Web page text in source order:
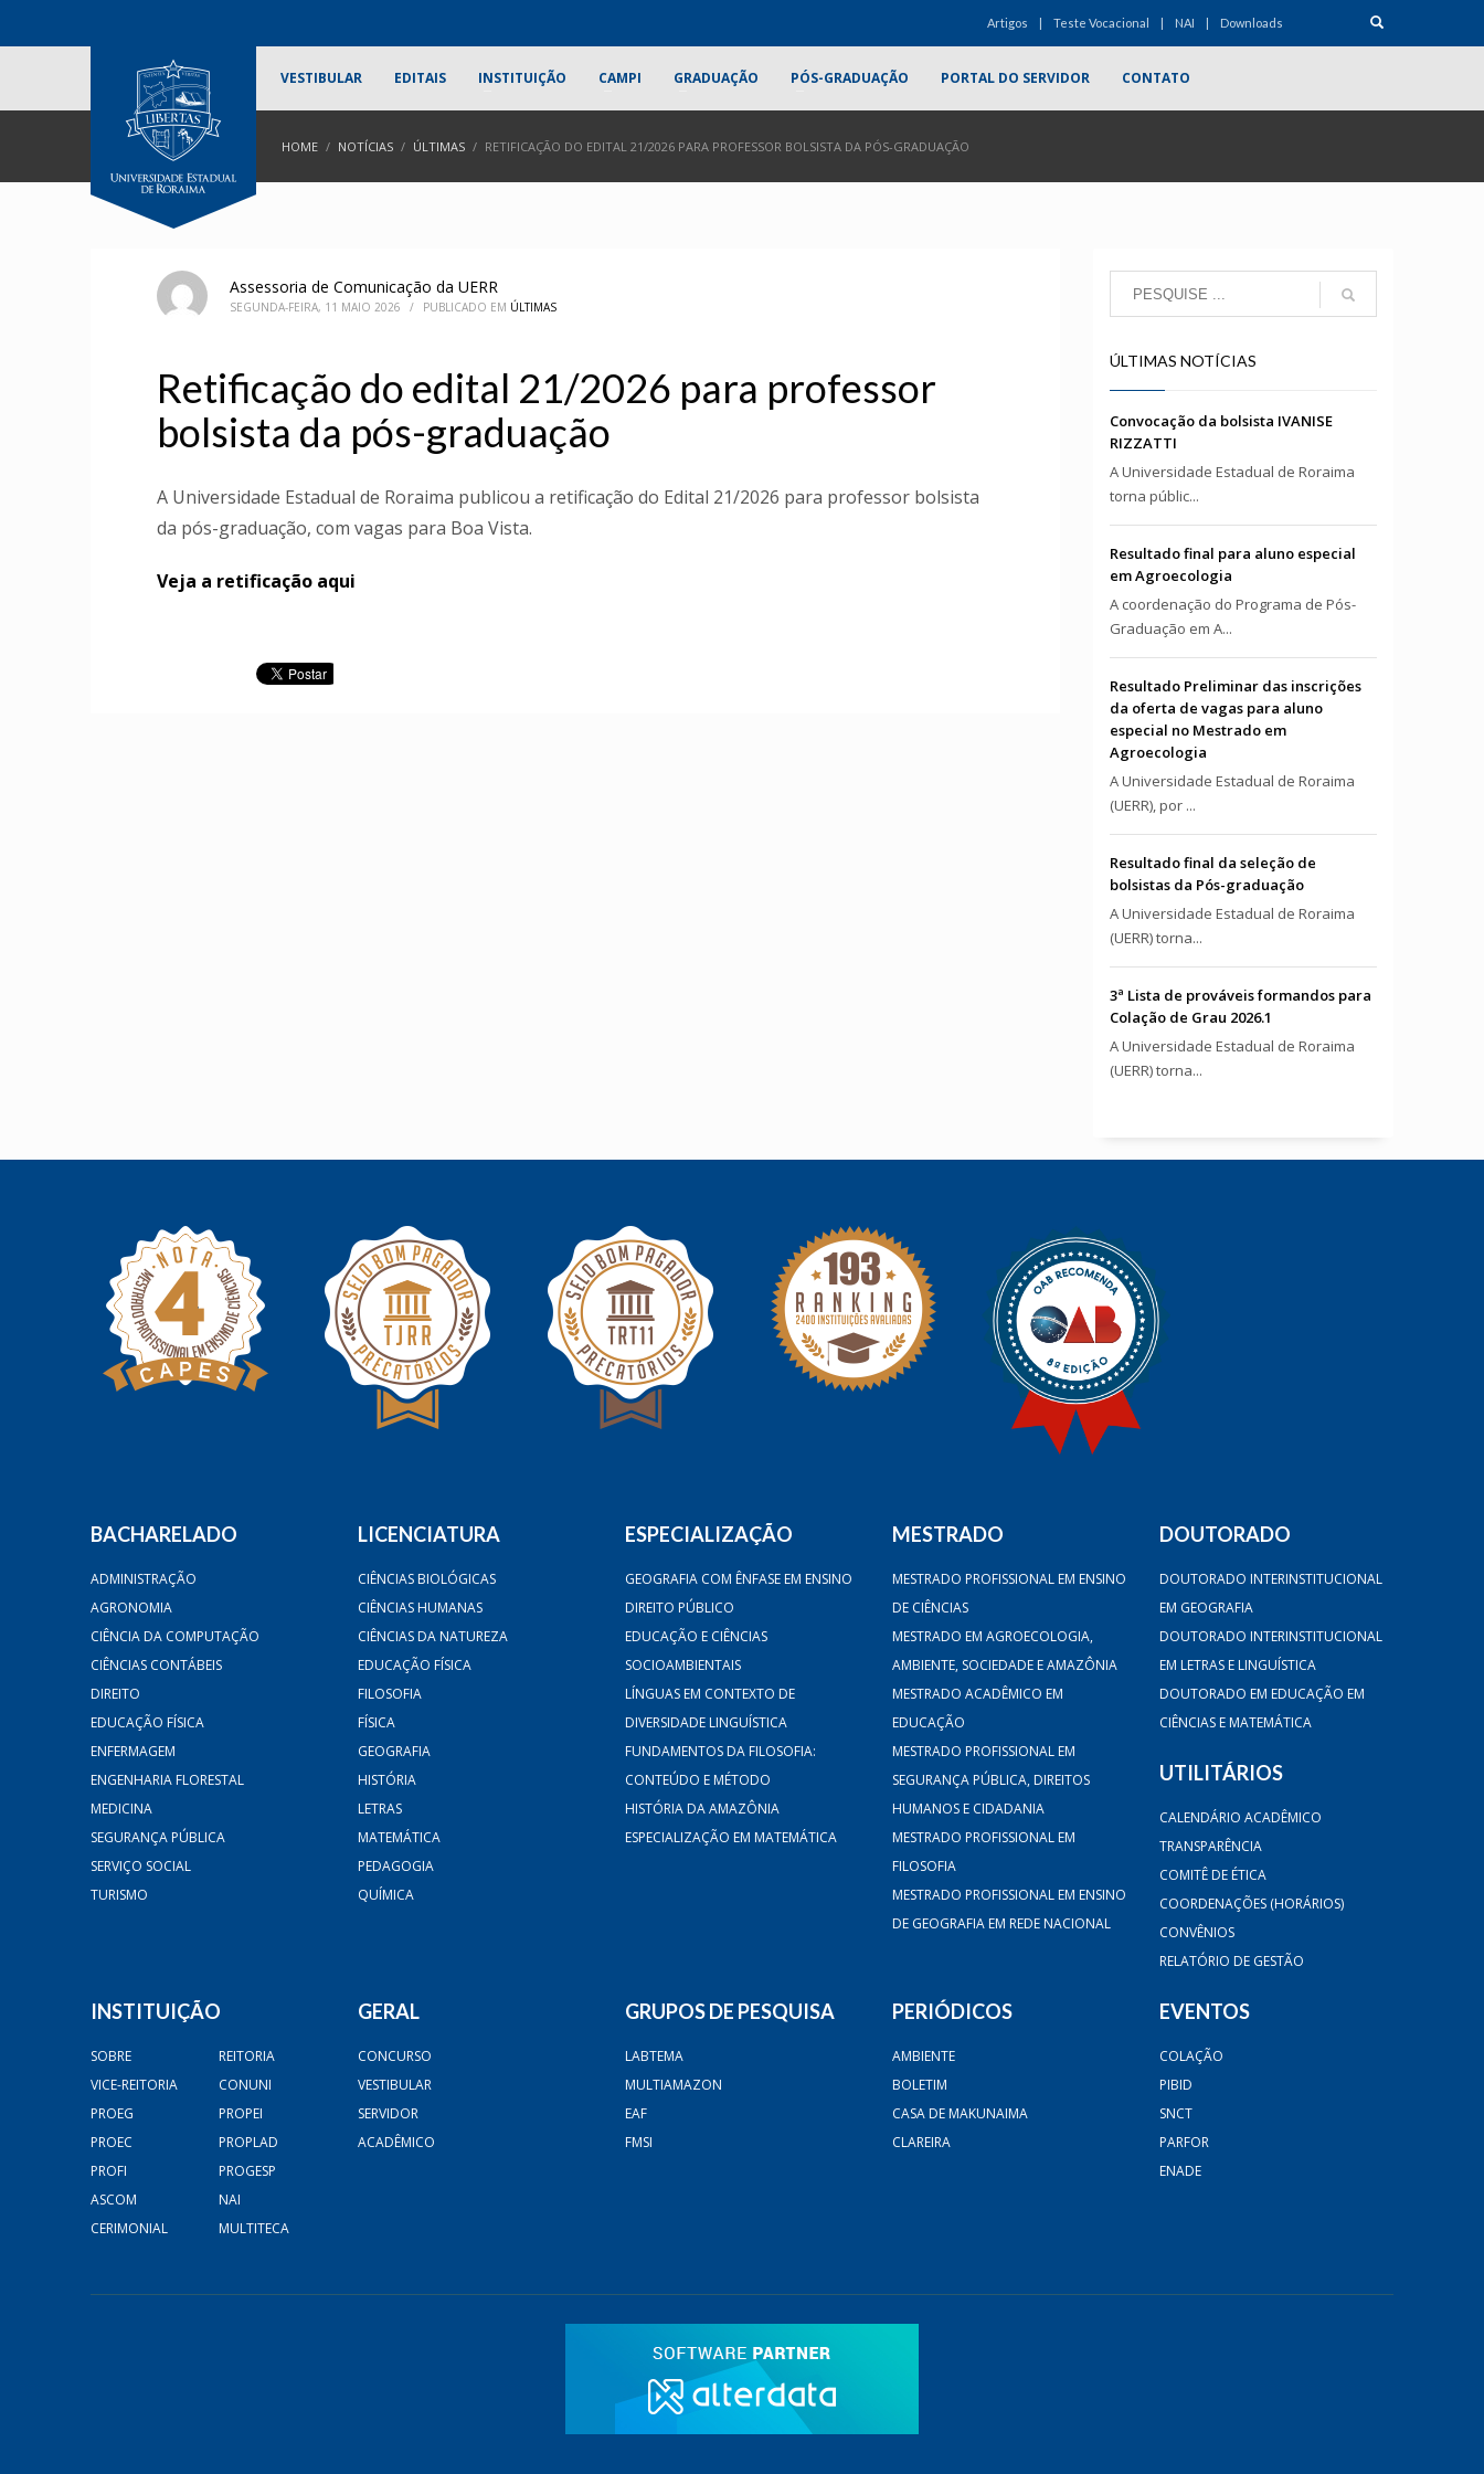
Artigos Teste Vocacional NAI Downloads
VESTIBULAR EDITAIS INSTITUIÇÃO CAMPI GRADUAÇÃO PÓS-GRADUAÇÃO PORTAL DO SERVIDOR CONTATO
HOME NOTÍCIAS ÚLTIMAS RETIFICAÇÃO DO EDITAL 21/2026 PARA PROFESSOR BOLSISTA DA PÓS-GRADUAÇÃO
Assessoria de Comunicação da UERR
SEGUNDA-FEIRA, 11 MAIO 2026 / PUBLICADO EM ÚLTIMAS
Retificação do edital 21/2026 para professor
bolsista da pós-graduação
A Universidade Estadual de Roraima publicou a retificação do Edital 21/2026 para professor bolsista
da pós-graduação, com vagas para Boa Vista.
Veja a retificação aqui
ÚLTIMAS NOTÍCIAS
Convocação da bolsista IVANISE
RIZZATTI
A Universidade Estadual de Roraima
torna públic...
Resultado final para aluno especial
em Agroecologia
A coordenação do Programa de Pós-
Graduação em A...
Resultado Preliminar das inscrições
da oferta de vagas para aluno
especial no Mestrado em
Agroecologia
A Universidade Estadual de Roraima
(UERR), por ...
Resultado final da seleção de
bolsistas da Pós-graduação
A Universidade Estadual de Roraima
(UERR) torna...
3ª Lista de prováveis formandos para
Colação de Grau 2026.1
A Universidade Estadual de Roraima
(UERR) torna...
BACHARELADO
ADMINISTRAÇÃO
AGRONOMIA
CIÊNCIA DA COMPUTAÇÃO
CIÊNCIAS CONTÁBEIS
DIREITO
EDUCAÇÃO FÍSICA
ENFERMAGEM
ENGENHARIA FLORESTAL
MEDICINA
SEGURANÇA PÚBLICA
SERVIÇO SOCIAL
TURISMO
LICENCIATURA
CIÊNCIAS BIOLÓGICAS
CIÊNCIAS HUMANAS
CIÊNCIAS DA NATUREZA
EDUCAÇÃO FÍSICA
FILOSOFIA
FÍSICA
GEOGRAFIA
HISTÓRIA
LETRAS
MATEMÁTICA
PEDAGOGIA
QUÍMICA
ESPECIALIZAÇÃO
GEOGRAFIA COM ÊNFASE EM ENSINO
DIREITO PÚBLICO
EDUCAÇÃO E CIÊNCIAS
SOCIOAMBIENTAIS
LÍNGUAS EM CONTEXTO DE
DIVERSIDADE LINGUÍSTICA
FUNDAMENTOS DA FILOSOFIA:
CONTEÚDO E MÉTODO
HISTÓRIA DA AMAZÔNIA
ESPECIALIZAÇÃO EM MATEMÁTICA
MESTRADO
MESTRADO PROFISSIONAL EM ENSINO
DE CIÊNCIAS
MESTRADO EM AGROECOLOGIA,
AMBIENTE, SOCIEDADE E AMAZÔNIA
MESTRADO ACADÊMICO EM
EDUCAÇÃO
MESTRADO PROFISSIONAL EM
SEGURANÇA PÚBLICA, DIREITOS
HUMANOS E CIDADANIA
MESTRADO PROFISSIONAL EM
FILOSOFIA
MESTRADO PROFISSIONAL EM ENSINO
DE GEOGRAFIA EM REDE NACIONAL
DOUTORADO
DOUTORADO INTERINSTITUCIONAL
EM GEOGRAFIA
DOUTORADO INTERINSTITUCIONAL
EM LETRAS E LINGUÍSTICA
DOUTORADO EM EDUCAÇÃO EM
CIÊNCIAS E MATEMÁTICA
UTILITÁRIOS
CALENDÁRIO ACADÊMICO
TRANSPARÊNCIA
COMITÊ DE ÉTICA
COORDENAÇÕES (HORÁRIOS)
CONVÊNIOS
RELATÓRIO DE GESTÃO
INSTITUIÇÃO
SOBRE
REITORIA
VICE-REITORIA
CONUNI
PROEG
PROPEI
PROEC
PROPLAD
PROFI
PROGESP
ASCOM
NAI
CERIMONIAL
MULTITECA
GERAL
CONCURSO
VESTIBULAR
SERVIDOR
ACADÊMICO
GRUPOS DE PESQUISA
LABTEMA
MULTIAMAZON
EAF
FMSI
PERIÓDICOS
AMBIENTE
BOLETIM
CASA DE MAKUNAIMA
CLAREIRA
EVENTOS
COLAÇÃO
PIBID
SNCT
PARFOR
ENADE